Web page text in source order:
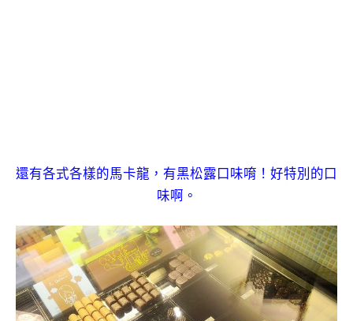
還有各式各樣的馬卡龍，有黑松露口味唷！好特別的口
味啊。